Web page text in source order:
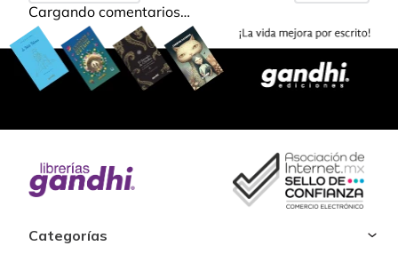
Cargando comentarios…
Categorías